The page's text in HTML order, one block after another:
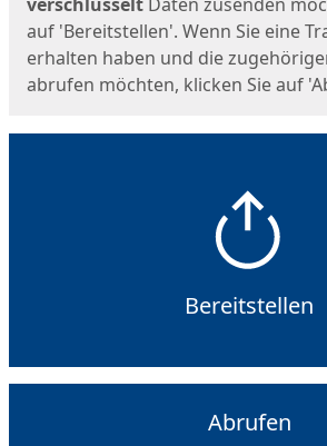
auf 'Bereitstellen'. Wenn Sie eine
erhalten haben und die
abrufen möchten, klicken Sie auf
Bereitstellen
Abrufen